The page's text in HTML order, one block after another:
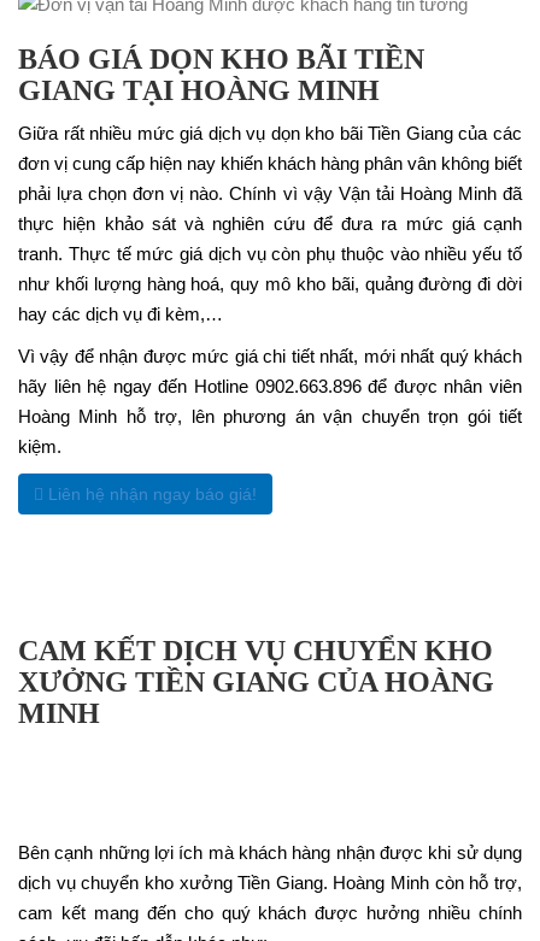
BÁO GIÁ DỌN KHO BÃI TIỀN
GIANG TẠI HOÀNG MINH
Giữa rất nhiều mức giá dịch vụ dọn kho bãi Tiền Giang của các
đơn vị cung cấp hiện nay khiến khách hàng phân vân không biết
phải lựa chọn đơn vị nào. Chính vì vậy Vận tải Hoàng Minh đã
thực hiện khảo sát và nghiên cứu để đưa ra mức giá cạnh
tranh. Thực tế mức giá dịch vụ còn phụ thuộc vào nhiều yếu tố
như khối lượng hàng hoá, quy mô kho bãi, quảng đường đi dời
hay các dịch vụ đi kèm,…
Vì vậy để nhận được mức giá chi tiết nhất, mới nhất quý khách
hãy liên hệ ngay đến Hotline 0902.663.896 để được nhân viên
Hoàng Minh hỗ trợ, lên phương án vận chuyển trọn gói tiết
kiệm.
Liên hệ nhận ngay báo giá!
CAM KẾT DỊCH VỤ CHUYỂN KHO
XƯỞNG TIỀN GIANG CỦA HOÀNG
MINH
Bên cạnh những lợi ích mà khách hàng nhận được khi sử dụng
dịch vụ chuyển kho xưởng Tiền Giang. Hoàng Minh còn hỗ trợ,
cam kết mang đến cho quý khách được hưởng nhiều chính